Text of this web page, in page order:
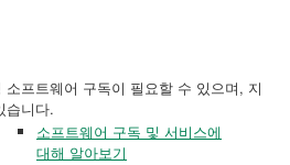
프트웨어 구독이 필요할 수 있으며, 지
습니다.
소프트웨어 구독 및 서비스에
대해 알아보기